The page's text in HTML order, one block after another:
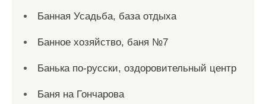
Банная Усадьба, база отдыха
Банное хозяйство, баня №7
Банька по-русски, оздоровительный центр
Баня на Гончарова